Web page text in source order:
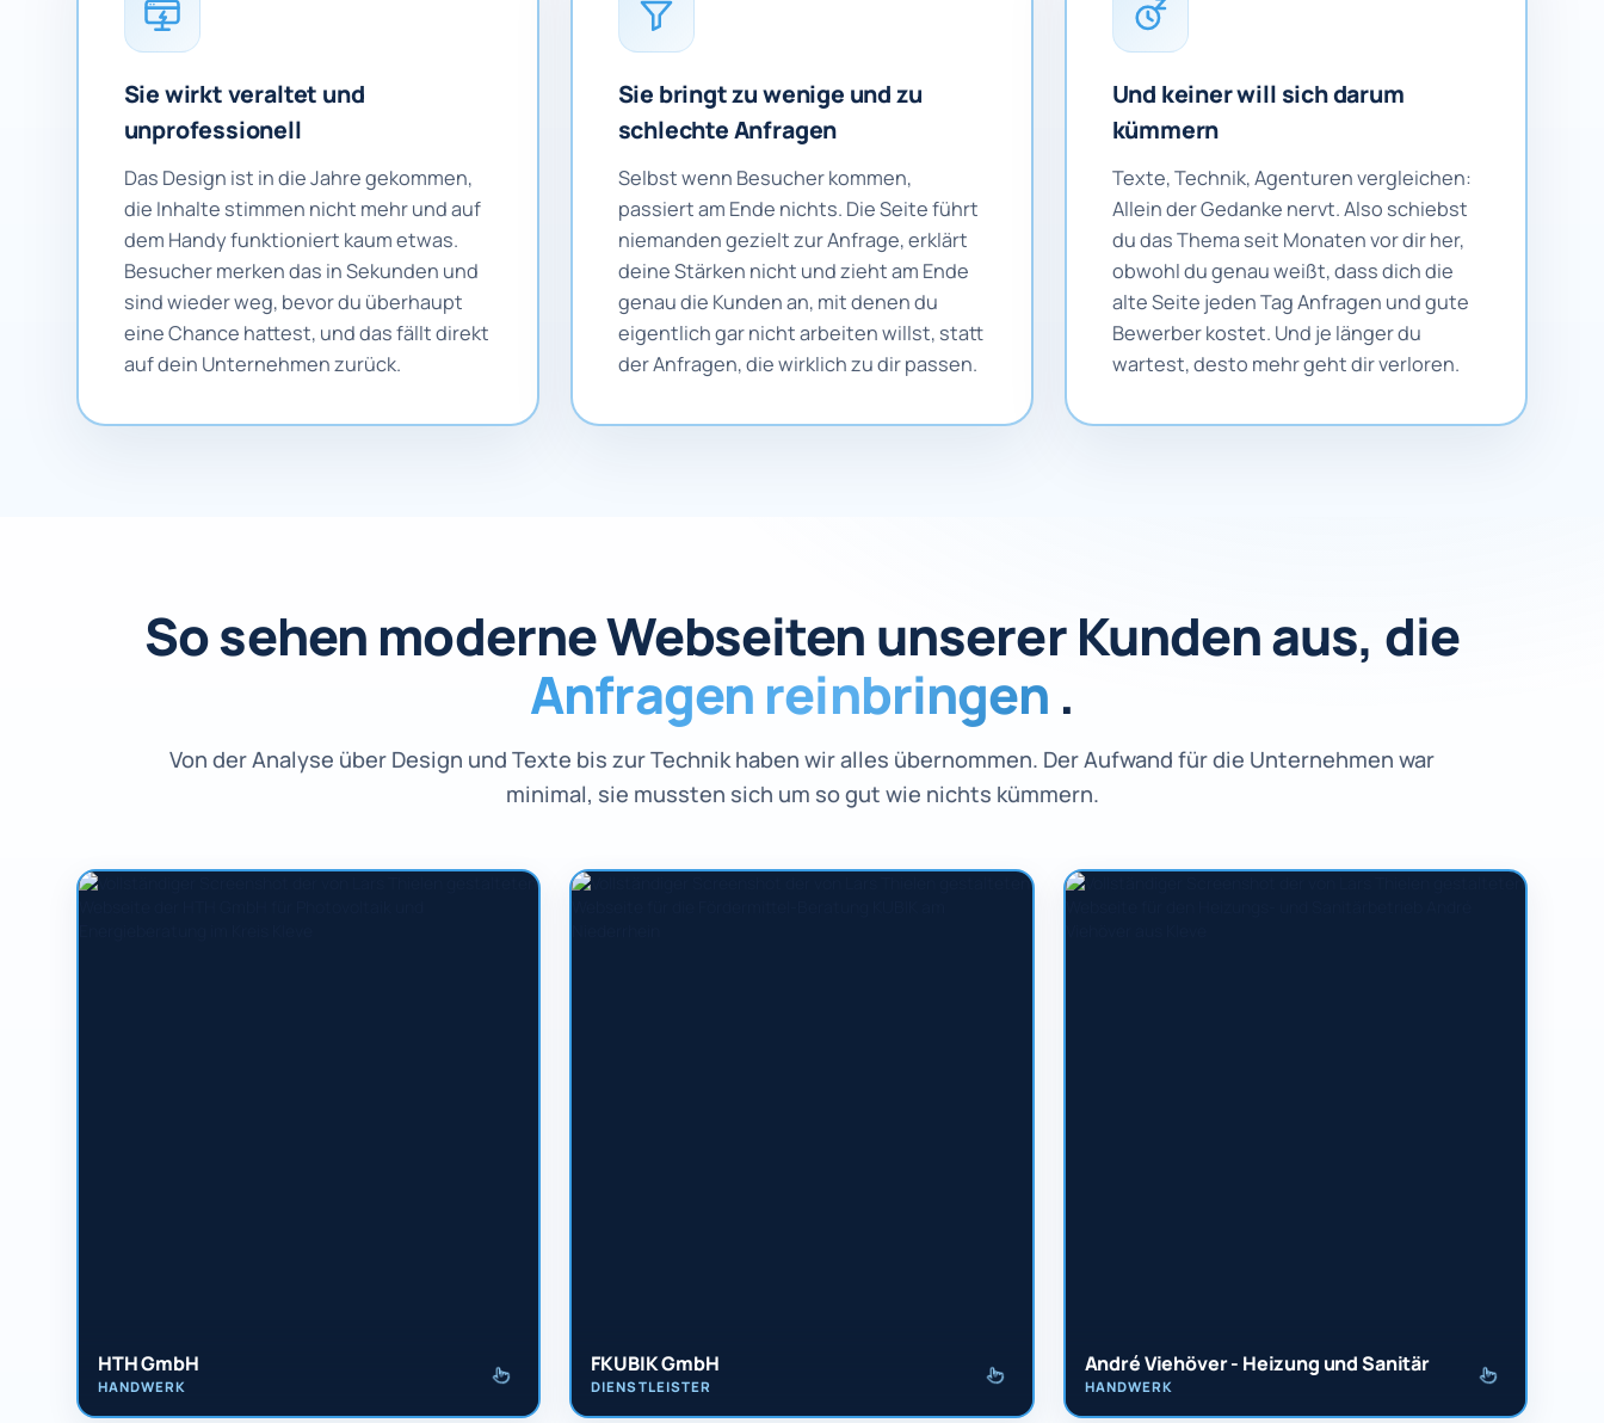
Sie wirkt veraltet und
unprofessionell
Das Design ist in die Jahre gekommen,
die Inhalte stimmen nicht mehr und auf
dem Handy funktioniert kaum etwas.
Besucher merken das in Sekunden und
sind wieder weg, bevor du überhaupt
eine Chance hattest, und das fällt direkt
auf dein Unternehmen zurück.
Sie bringt zu wenige und zu
schlechte Anfragen
Selbst wenn Besucher kommen,
passiert am Ende nichts. Die Seite führt
niemanden gezielt zur Anfrage, erklärt
deine Stärken nicht und zieht am Ende
genau die Kunden an, mit denen du
eigentlich gar nicht arbeiten willst, statt
der Anfragen, die wirklich zu dir passen.
Und keiner will sich darum
kümmern
Texte, Technik, Agenturen vergleichen:
Allein der Gedanke nervt. Also schiebst
du das Thema seit Monaten vor dir her,
obwohl du genau weißt, dass dich die
alte Seite jeden Tag Anfragen und gute
Bewerber kostet. Und je länger du
wartest, desto mehr geht dir verloren.
So sehen moderne Webseiten unserer Kunden aus, die
Anfragen reinbringen .
Von der Analyse über Design und Texte bis zur Technik haben wir alles übernommen. Der Aufwand für die Unternehmen war
minimal, sie mussten sich um so gut wie nichts kümmern.
HTH GmbH
HANDWERK
FKUBIK GmbH
DIENSTLEISTER
André Viehöver - Heizung und Sanitär
HANDWERK